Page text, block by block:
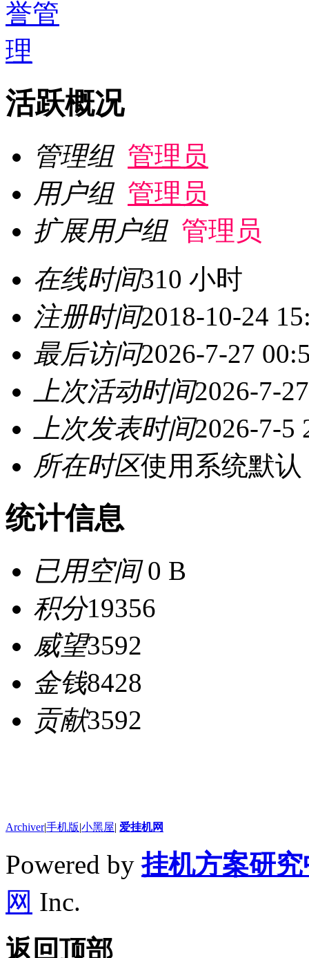
活跃概况
管理组 管理员
用户组 管理员
扩展用户组 管理员
在线时间310 小时
注册时间2018-10-24
最后访问2026-7-27
上次活动时间2026-7-
上次发表时间2026-7-5
所在时区使用系统默认
统计信息
已用空间0 B
积分19356
威望3592
金钱8428
贡献3592
Archiver|手机版|小黑屋| 爱挂机网
Powered by挂机方案研
网 Inc.
返回顶部